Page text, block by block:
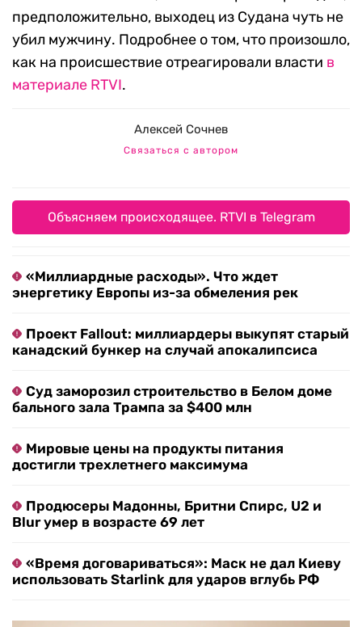
предположительно, выходец из Судана чуть не
убил мужчину. Подробнее о том, что произошло,
как на происшествие отреагировали власти в
материале RTVI.
Алексей Сочнев
Связаться с автором
Объясняем происходящее. RTVI в Telegram
«Миллиардные расходы». Что ждет
энергетику Европы из-за обмеления рек
Проект Fallout: миллиардеры выкупят старый
канадский бункер на случай апокалипсиса
Суд заморозил строительство в Белом доме
бального зала Трампа за $400 млн
Мировые цены на продукты питания
достигли трехлетнего максимума
Продюсеры Мадонны, Бритни Спирс, U2 и
Blur умер в возрасте 69 лет
«Время договариваться»: Маск не дал Киеву
использовать Starlink для ударов вглубь РФ